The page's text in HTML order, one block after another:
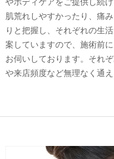
やボディケアをご提供し続け
肌荒れしやすかったり、痛
りと把握し、それぞれの生
案していますので、施術前
お伺いしております。それ
や来店頻度など無理なく通